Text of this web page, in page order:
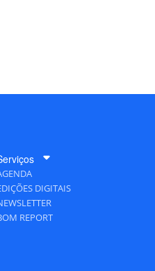
DIGITAIS
REPORT